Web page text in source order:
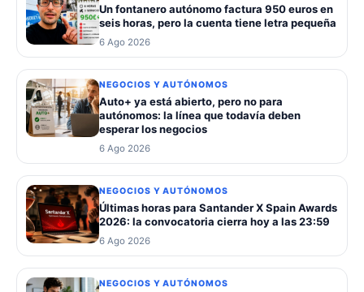
Un fontanero autónomo factura 950 euros en
seis horas, pero la cuenta tiene letra pequeña
6 Ago 2026
NEGOCIOS Y AUTÓNOMOS
Auto+ ya está abierto, pero no para
autónomos: la línea que todavía deben
esperar los negocios
6 Ago 2026
NEGOCIOS Y AUTÓNOMOS
Últimas horas para Santander X Spain Awards
2026: la convocatoria cierra hoy a las 23:59
6 Ago 2026
NEGOCIOS Y AUTÓNOMOS